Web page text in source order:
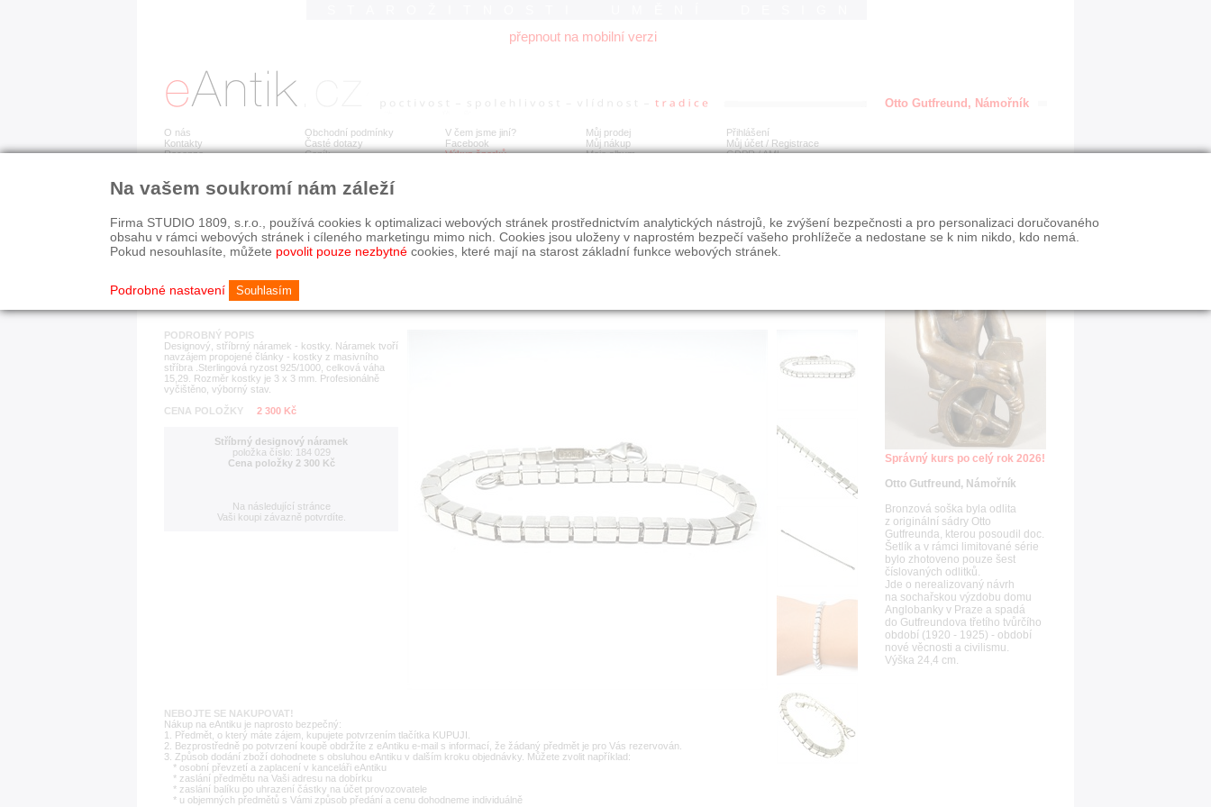
přepnout na mobilní verzi
O nás
Kontakty
Recenze
Obchodní podmínky
Časté dotazy
Ceník
V čem jsme jiní?
Facebook
Výkup šperků
Můj prodej
Můj nákup
Moje album
Přihlášení
Můj účet / Registrace
GDPR/AML
Detail položky č. 184 029 Stříbrný designový náramek
PODROBNÝ POPIS
Designový, stříbrný náramek - kostky. Náramek tvoří
navzájem propojené články - kostky z masivního
stříbra .Sterlingová ryzost 925/1000, celková váha
15,29. Rozměr kostky je 3 x 3 mm. Profesionálně
vyčištěno, výborný stav.
CENA POLOŽKY
2 300 Kč
Stříbrný designový náramek
položka číslo: 184 029
Cena položky 2 300 Kč
Na následující stránce
Vaši koupi závazně potvrdíte.
NEBOJTE SE NAKUPOVAT!
Nákup na eAntiku je naprosto bezpečný:
1. Předmět, o který máte zájem, kupujete potvrzením tlačítka KUPUJI.
2. Bezprostředně po potvrzení koupě obdržíte z eAntiku e-mail s informací, že žádaný předmět je pro Vás rezervován.
3. Způsob dodání zboží dohodnete s obsluhou eAntiku v dalším kroku objednávky. Můžete zvolit například:
* osobní převzetí a zaplacení v kanceláři eAntiku
* zaslání předmětu na Vaši adresu na dobírku
* zaslání balíku po uhrazení částky na účet provozovatele
* u objemných předmětů s Vámi způsob předání a cenu dohodneme individuálně
Otto Gutfreund, Námořník
Správný kurs po celý rok 2026!
Otto Gutfreund, Námořník
Bronzová soška byla odlita
z originální sádry Otto
Gutfreunda, kterou posoudil doc.
Šetlík a v rámci limitované série
bylo zhotoveno pouze šest
číslovaných odlitků.
Jde o nerealizovaný návrh
na sochařskou výzdobu domu
Anglobanky v Praze a spadá
do Gutfreundova třetího tvůrčího
období (1920 - 1925) - období
nové věcnosti a civilismu.
Výška 24,4 cm.
Na vašem soukromí nám záleží
Firma STUDIO 1809, s.r.o., používá cookies k optimalizaci webových stránek prostřednictvím analytických nástrojů, ke zvýšení bezpečnosti a pro personalizaci doručovaného
obsahu v rámci webových stránek i cíleného marketingu mimo nich. Cookies jsou uloženy v naprostém bezpečí vašeho prohlížeče a nedostane se k nim nikdo, kdo nemá.
Pokud nesouhlasíte, můžete povolit pouze nezbytné cookies, které mají na starost základní funkce webových stránek.
Podrobné nastavení Souhlasím